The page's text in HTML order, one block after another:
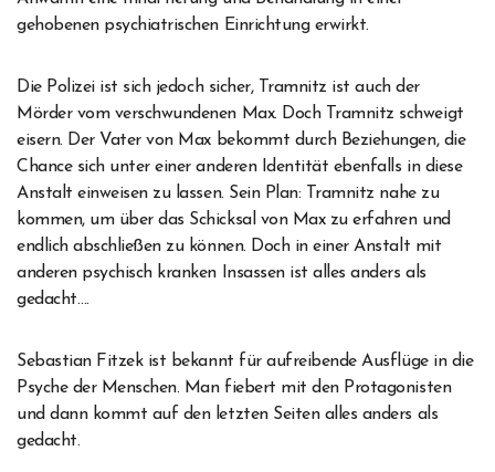
gehobenen psychiatrischen Einrichtung erwirkt.
Die Polizei ist sich jedoch sicher, Tramnitz ist auch der
Mörder vom verschwundenen Max. Doch Tramnitz schweigt
eisern. Der Vater von Max bekommt durch Beziehungen, die
Chance sich unter einer anderen Identität ebenfalls in diese
Anstalt einweisen zu lassen. Sein Plan: Tramnitz nahe zu
kommen, um über das Schicksal von Max zu erfahren und
endlich abschließen zu können. Doch in einer Anstalt mit
anderen psychisch kranken Insassen ist alles anders als
gedacht….
Sebastian Fitzek ist bekannt für aufreibende Ausflüge in die
Psyche der Menschen. Man fiebert mit den Protagonisten
und dann kommt auf den letzten Seiten alles anders als
gedacht.